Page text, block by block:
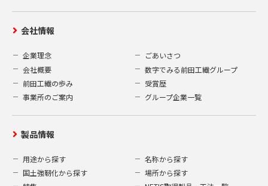
会社情報
企業理念
ごあいさつ
会社概要
数字でみる前田工繊グループ
前田工繊の歩み
受賞歴
事業所のご案内
グループ企業一覧
製品情報
用途から探す
名称から探す
国土強靭化から探す
場所から探す